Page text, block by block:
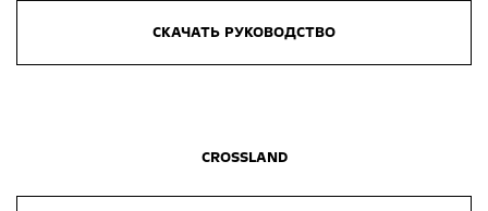
СКАЧАТЬ РУКОВОДСТВО
CROSSLAND